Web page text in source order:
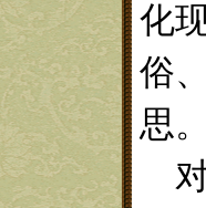
化
俗
思。